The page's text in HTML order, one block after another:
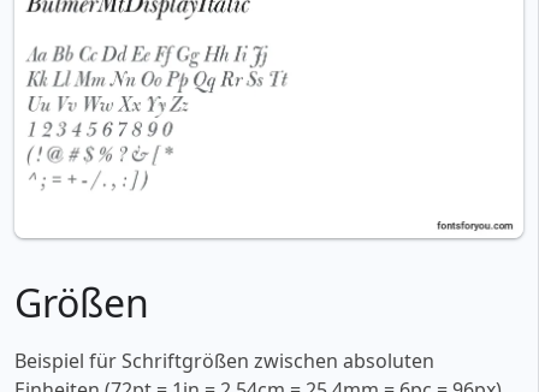
Größen
Beispiel für Schriftgrößen zwischen absoluten